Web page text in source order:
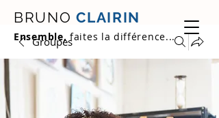
BRUNO CLAIRIN
Ensemble, faites la différence...
Groupes